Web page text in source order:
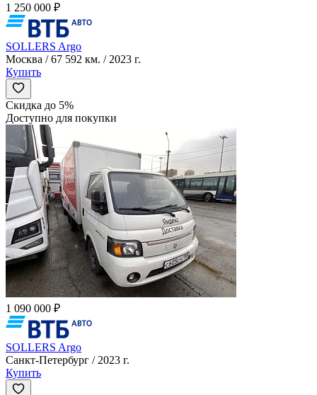
1 250 000 ₽
SOLLERS Argo
Москва / 67 592 км. / 2023 г.
Купить
Скидка до 5%
Доступно для покупки
1 090 000 ₽
SOLLERS Argo
Санкт-Петербург / 2023 г.
Купить